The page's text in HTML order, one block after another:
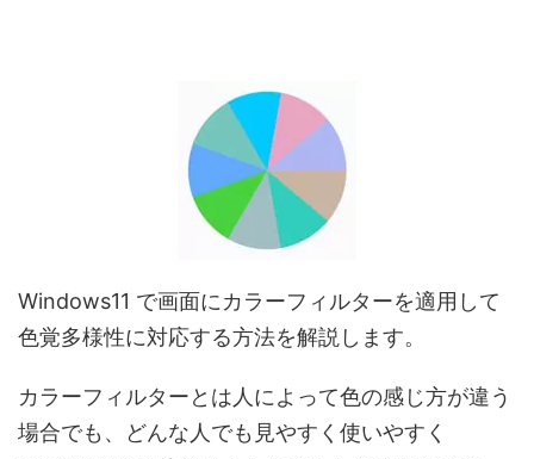
Windows11 で画面にカラーフィルターを適用して
色覚多様性に対応する方法を解説します。
カラーフィルターとは人によって色の感じ方が違う
場合でも、どんな人でも見やすく使いやすく